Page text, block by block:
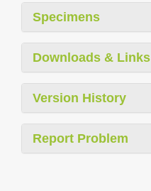
Specimens
Downloads & Links
Version History
Report Problem